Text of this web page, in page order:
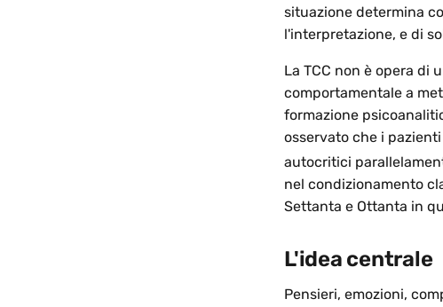
situazione determina
l'interpretazione, e di
La TCC non è opera di
comportamentale a
formazione
osservato che i
autocritici
nel condizionamento
Settanta e Ottanta in
L'idea centrale
Pensieri, emozioni,